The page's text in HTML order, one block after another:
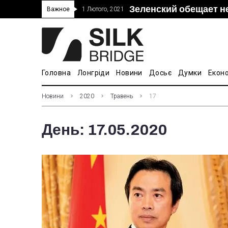
Важное 1 Лютого, 2021 Зеленский обещает
Прошло 5-тое
“Дочка” Beijing
В Украине ввели
Головна Лонгріди Новини Досьє Думки
Новини 2020 Травень 17
День: 17.05.2020